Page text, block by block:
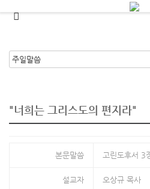
메뉴 건너뛰
"너희는 그리스도의 편지라"
본문말씀 고린도후서 3
설교자 오상규 목사